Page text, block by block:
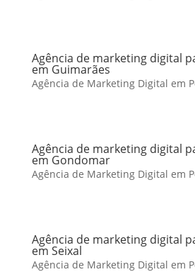
Agência de marketing digital
em Guimarães
Agência de Marketing Digital em
Agência de marketing digital
em Gondomar
Agência de Marketing Digital em
Agência de marketing digital
em Seixal
Agência de Marketing Digital em